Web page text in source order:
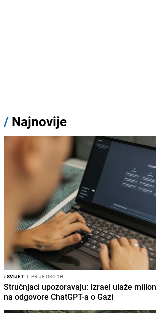
/ Najnovije
/SVIJET I PRIJE OKO 1H
Stručnjaci upozoravaju: Izrael ulaže
na odgovore ChatGPT-a o Gazi